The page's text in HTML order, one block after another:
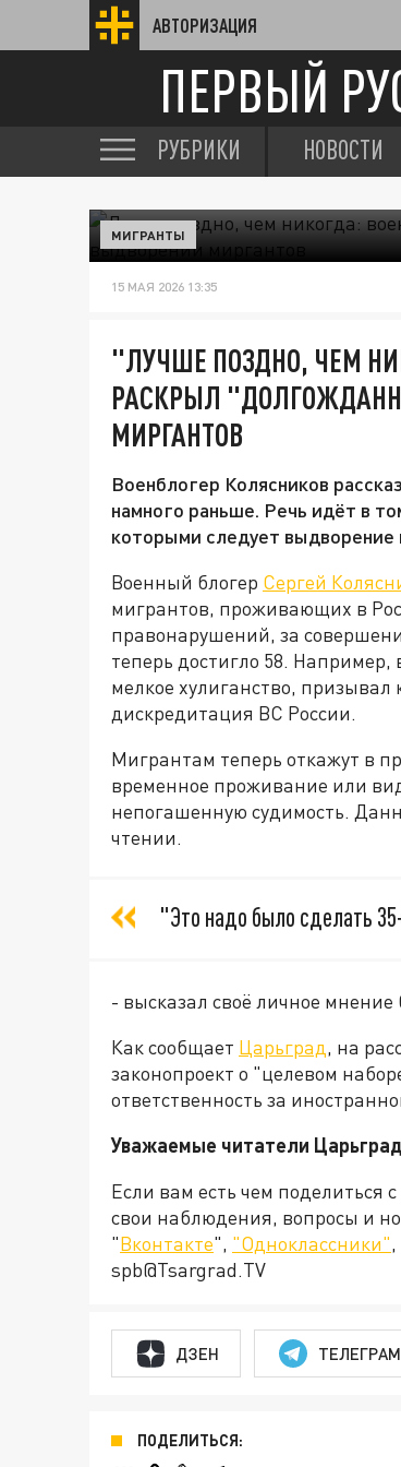
АВТОРИЗАЦИЯ
ПЕРВЫЙ
РУБРИКИ НОВОСТИ
МИГРАНТЫ
15 МАЯ 2026 13:35
"ЛУЧШЕ ПОЗДНО, ЧЕМ
РАСКРЫЛ
МИРГАНТОВ
Военблогер Колясников
намного раньше. Речь идёт в
которыми следует выдворение
Военный блогер Сергей
мигрантов, проживающих в
правонарушений, за
теперь достигло 58.
мелкое хулиганство,
дискредитация ВС России.
Мигрантам теперь откажут в
временное проживание или
непогашенную судимость.
чтении.
"Это надо было сделать
- высказал своё личное мнение
Как сообщает Царьград, на
законопроект о "целевом
ответственность за
Уважаемые читатели
Если вам есть чем поделиться
свои наблюдения, вопросы и
"Вконтакте", "Одноклассники"
spb@Tsargrad.TV
ДЗЕН ТЕЛЕГРАМ
ПОДЕЛИТЬСЯ: